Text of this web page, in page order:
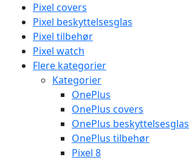
Pixel covers
Pixel beskyttelsesglas
Pixel tilbehør
Pixel watch
Flere kategorier
Kategorier
OnePlus
OnePlus covers
OnePlus beskyttelsesglas
OnePlus tilbehør
Pixel 8